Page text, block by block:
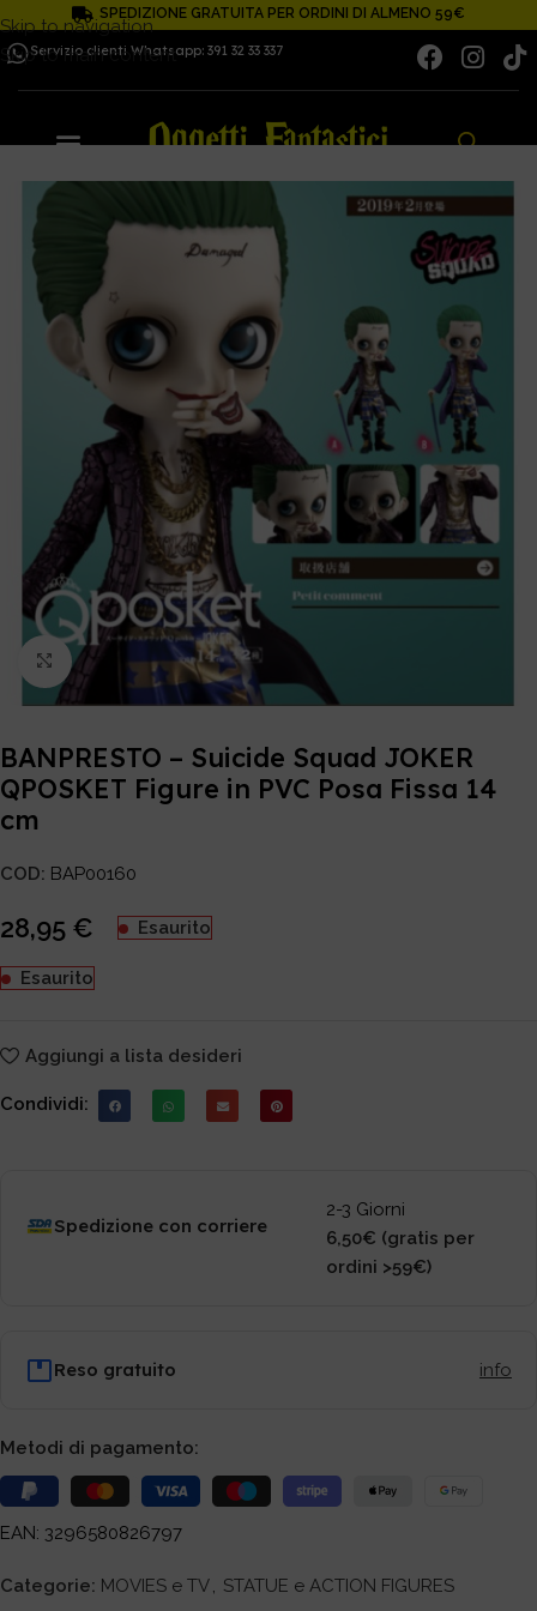
Skip to navigation
Skip to main content
SPEDIZIONE GRATUITA PER ORDINI DI ALMENO 59€
Servizio clienti Whatsapp: 391 32 33 337
Click to enlarge
BANPRESTO – Suicide Squad JOKER
QPOSKET Figure in PVC Posa Fissa 14
cm
COD: BAP00160
28,95 € Esaurito
Esaurito
Aggiungi a lista desideri
Condividi:
Spedizione con corriere
2-3 Giorni
6,50€ (gratis per
ordini >59€)
Reso gratuito info
Metodi di pagamento:
EAN: 3296580826797
Categorie: MOVIES e TV STATUE e ACTION FIGURES